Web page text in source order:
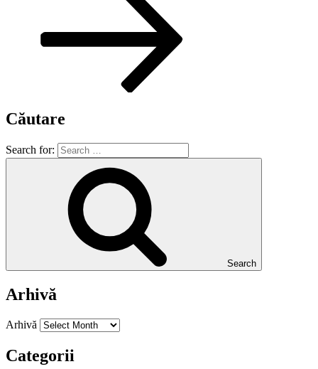
Căutare
Search for:
Search
Arhivă
Arhivă
Categorii